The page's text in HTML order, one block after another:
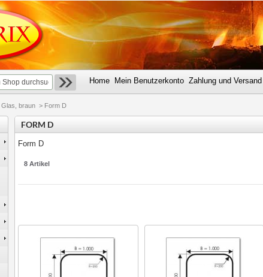
SUCHE
Home Mein Benutzerkonto Zahlung und Versand
Glas, braun > Form D
FORM D
Form D
8 Artikel